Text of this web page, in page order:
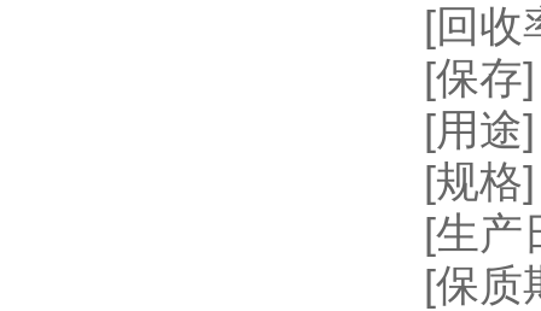
[回收
[保存
[用途
[规格
[生产
[保